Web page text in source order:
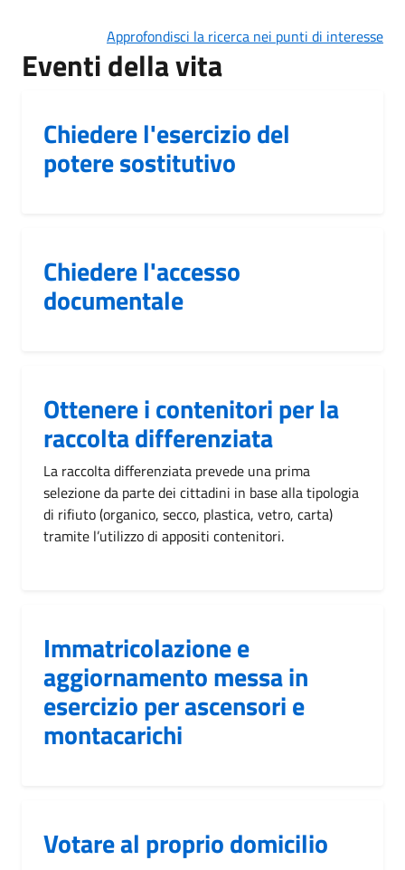
Approfondisci la ricerca nei punti di interesse
Eventi della vita
Chiedere l'esercizio del
potere sostitutivo
Chiedere l'accesso
documentale
Ottenere i contenitori per la
raccolta differenziata
La raccolta differenziata prevede una prima
selezione da parte dei cittadini in base alla tipologia
di rifiuto (organico, secco, plastica, vetro, carta)
tramite l’utilizzo di appositi contenitori.
Immatricolazione e
aggiornamento messa in
esercizio per ascensori e
montacarichi
Votare al proprio domicilio